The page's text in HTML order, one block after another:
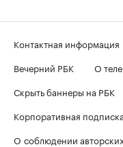
Контактная информация
Вечерний РБК
О
Скрыть баннеры на РБК
Корпоративная подписка
О соблюдении